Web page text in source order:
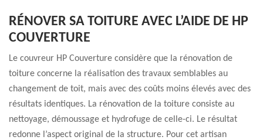
RÉNOVER SA TOITURE AVEC L’AIDE DE HP
COUVERTURE
Le couvreur HP Couverture considère que la rénovation de
toiture concerne la réalisation des travaux semblables au
changement de toit, mais avec des coûts moins élevés avec des
résultats identiques. La rénovation de la toiture consiste au
nettoyage, démoussage et hydrofuge de celle-ci. Le résultat
redonne l’aspect original de la structure. Pour cet artisan